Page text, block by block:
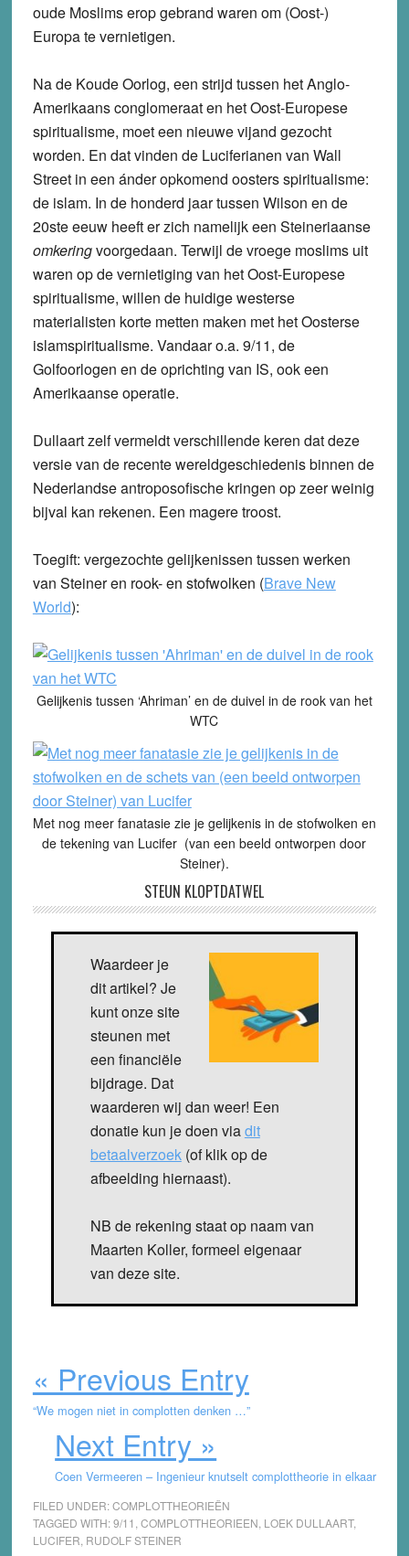
oude Moslims erop gebrand waren om (Oost-)
Europa te vernietigen.
Na de Koude Oorlog, een strijd tussen het Anglo-
Amerikaans conglomeraat en het Oost-Europese
spiritualisme, moet een nieuwe vijand gezocht
worden. En dat vinden de Luciferianen van Wall
Street in een ánder opkomend oosters spiritualisme:
de islam. In de honderd jaar tussen Wilson en de
20ste eeuw heeft er zich namelijk een Steineriaanse
omkeringvoorgedaan. Terwijl de vroege moslims uit
waren op de vernietiging van het Oost-Europese
spiritualisme, willen de huidige westerse
materialisten korte metten maken met het Oosterse
islamspiritualisme. Vandaar o.a. 9/11, de
Golfoorlogen en de oprichting van IS, ook een
Amerikaanse operatie.
Dullaart zelf vermeldt verschillende keren dat deze
versie van de recente wereldgeschiedenis binnen de
Nederlandse antroposofische kringen op zeer weinig
bijval kan rekenen. Een magere troost.
Toegift: vergezochte gelijkenissen tussen werken
van Steiner en rook- en stofwolken (Brave New
World):
Gelijkenis tussen ‘Ahriman’ en de duivel in de rook van het
WTC
Met nog meer fanatasie zie je gelijkenis in de stofwolken en
de tekening van Lucifer (van een beeld ontworpen door
Steiner).
STEUN KLOPTDATWEL
Waardeer je
dit artikel? Je
kunt onze site
steunen met
een financiële
bijdrage. Dat
waarderen wij dan weer! Een
donatie kun je doen viadit
betaalverzoek(of klik op de
afbeelding hiernaast).
NB de rekening staat op naam van
Maarten Koller, formeel eigenaar
van deze site.
« Previous Entry
“We mogen niet in complotten denken …”
Next Entry »
Coen Vermeeren – Ingenieur knutselt complottheorie in elkaar
FILED UNDER:COMPLOTTHEORIEËN
TAGGED WITH:9/11 COMPLOTTHEORIEEN LOEK DULLAART,
LUCIFER RUDOLF STEINER